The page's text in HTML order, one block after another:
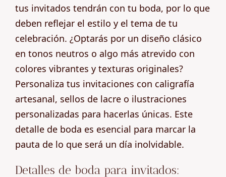
tus invitados tendrán con tu boda, por lo que
deben reflejar el estilo y el tema de tu
celebración. ¿Optarás por un diseño clásico
en tonos neutros o algo más atrevido con
colores vibrantes y texturas originales?
Personaliza tus invitaciones con caligrafía
artesanal, sellos de lacre o ilustraciones
personalizadas para hacerlas únicas. Este
detalle de boda es esencial para marcar la
pauta de lo que será un día inolvidable.
Detalles de boda para invitados: